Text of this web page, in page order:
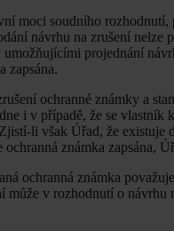
moci soudního
návrhu na zrušení
projednání
zapsána.
ochranné známky a
i v případě, že se
li však Úřad, že
známka zapsána,
ochranná známka
může v rozhodnutí o